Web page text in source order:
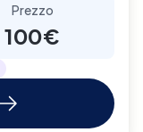
Prezzo
100€